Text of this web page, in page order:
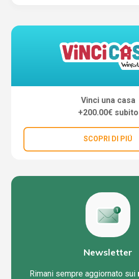
Vinci una casa
+200.00€ subito
SCOPRI DI PIÚ
Newsletter
Rimani sempre aggiornato sui